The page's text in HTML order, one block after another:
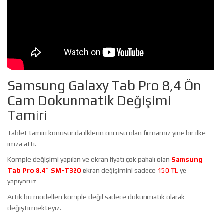
Samsung Galaxy Tab Pro 8,4 Ön
Cam Dokunmatik Değişimi
Tamiri
Tablet tamiri konusunda ilklerin öncüsü olan firmamız yine bir ilke
imza attı.
Komple değişimi yapılan ve ekran fiyatı çok pahalı olan Samsung
Tab Pro 8.4″ SM-T320 ekran değişimini sadece 150 TL ye
yapıyoruz.
Artık bu modelleri komple değil sadece dokunmatik olarak
değiştirmekteyiz.